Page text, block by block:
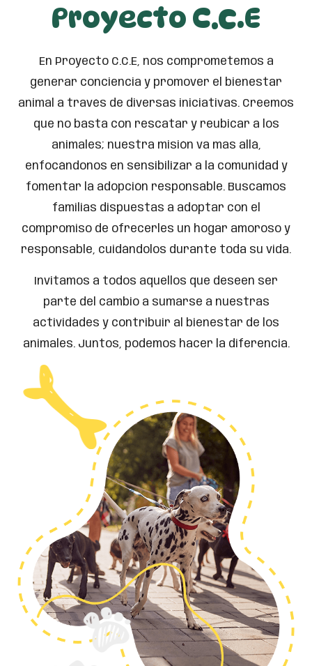
Proyecto C.C.E
En Proyecto C.C.E, nos comprometemos a
generar conciencia y promover el bienestar
animal a través de diversas iniciativas. Creemos
que no basta con rescatar y reubicar a los
animales; nuestra misión va mas allá,
enfocándonos en sensibilizar a la comunidad y
fomentar la adopción responsable. Buscamos
familias dispuestas a adoptar con el
compromiso de ofrecerles un hogar amoroso y
responsable, cuidándolos durante toda su vida.
Invitamos a todos aquellos que deseen ser
parte del cambio a sumarse a nuestras
actividades y contribuir al bienestar de los
animales. Juntos, podemos hacer la diferencia.